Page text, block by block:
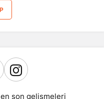
en son gelişmeleri